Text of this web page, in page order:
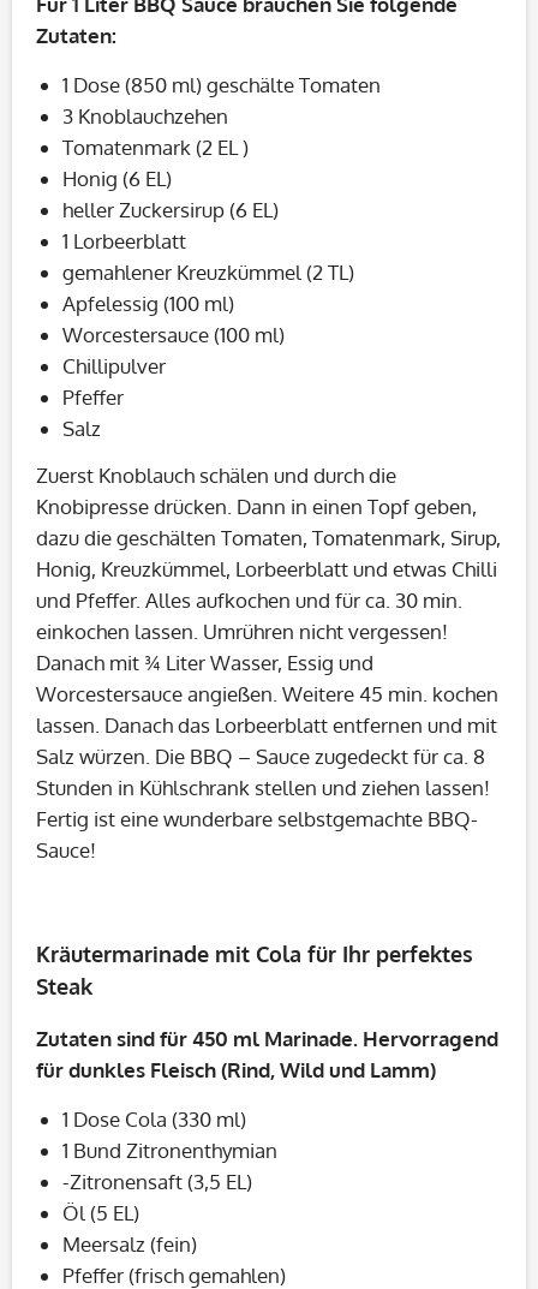
Zutaten:
1 Dose (850 ml) geschälte Tomaten
3 Knoblauchzehen
Tomatenmark (2 EL )
Honig (6 EL)
heller Zuckersirup (6 EL)
1 Lorbeerblatt
gemahlener Kreuzkümmel (2 TL)
Apfelessig (100 ml)
Worcestersauce (100 ml)
Chillipulver
Pfeffer
Salz
Zuerst Knoblauch schälen und durch die
Knobipresse drücken. Dann in einen Topf geben,
dazu die geschälten Tomaten, Tomatenmark, Sirup,
Honig, Kreuzkümmel, Lorbeerblatt und etwas Chilli
und Pfeffer. Alles aufkochen und für ca. 30 min.
einkochen lassen. Umrühren nicht vergessen!
Danach mit ¾ Liter Wasser, Essig und
Worcestersauce angießen. Weitere 45 min. kochen
lassen. Danach das Lorbeerblatt entfernen und mit
Salz würzen. Die BBQ – Sauce zugedeckt für ca. 8
Stunden in Kühlschrank stellen und ziehen lassen!
Fertig ist eine wunderbare selbstgemachte BBQ-
Sauce!
Kräutermarinade mit Cola für Ihr perfektes
Steak
Zutaten sind für 450 ml Marinade. Hervorragend
für dunkles Fleisch (Rind, Wild und Lamm)
1 Dose Cola (330 ml)
1 Bund Zitronenthymian
-Zitronensaft (3,5 EL)
Öl (5 EL)
Meersalz (fein)
Pfeffer (frisch gemahlen)